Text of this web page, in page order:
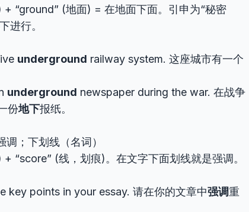
“ground” (地面) = 在地面下面。引申为“秘密
进行。
underground railway system. 这座城市有一个
underground newspaper during the war. 在战争
份地下报纸。
；下划线（名词）
“score” (线，划痕)。在文字下面划线就是强调。
key points in your essay. 请在你的文章中强调重